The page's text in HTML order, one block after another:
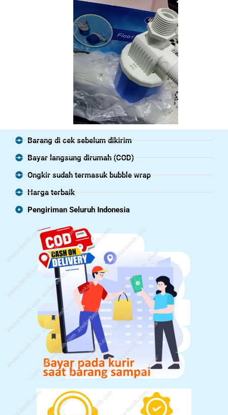
Barang di cek sebelum dikirim
Bayar langsung dirumah (COD)
Ongkir sudah termasuk bubble wrap
Harga terbaik
Pengiriman Seluruh Indonesia